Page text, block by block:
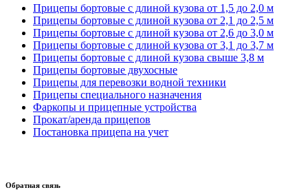
Прицепы бортовые с длиной кузова от 1,5 до 2,0 м
Прицепы бортовые с длиной кузова от 2,1 до 2,5 м
Прицепы бортовые с длиной кузова от 2,6 до 3,0 м
Прицепы бортовые с длиной кузова от 3,1 до 3,7 м
Прицепы бортовые с длиной кузова свыше 3,8 м
Прицепы бортовые двухосные
Прицепы для перевозки водной техники
Прицепы специального назначения
Фаркопы и прицепные устройства
Прокат/аренда прицепов
Постановка прицепа на учет
Обратная связь